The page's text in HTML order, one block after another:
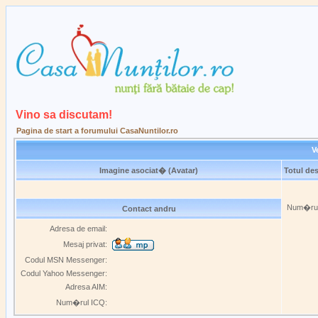
Vino sa discutam!
Pagina de start a forumului CasaNuntilor.ro
Imagine asociat� (Avatar) Totul
Contact andru
Adresa de email:
Mesaj privat:
Codul MSN Messenger:
Codul Yahoo Messenger:
Adresa AIM:
Num�rul ICQ: